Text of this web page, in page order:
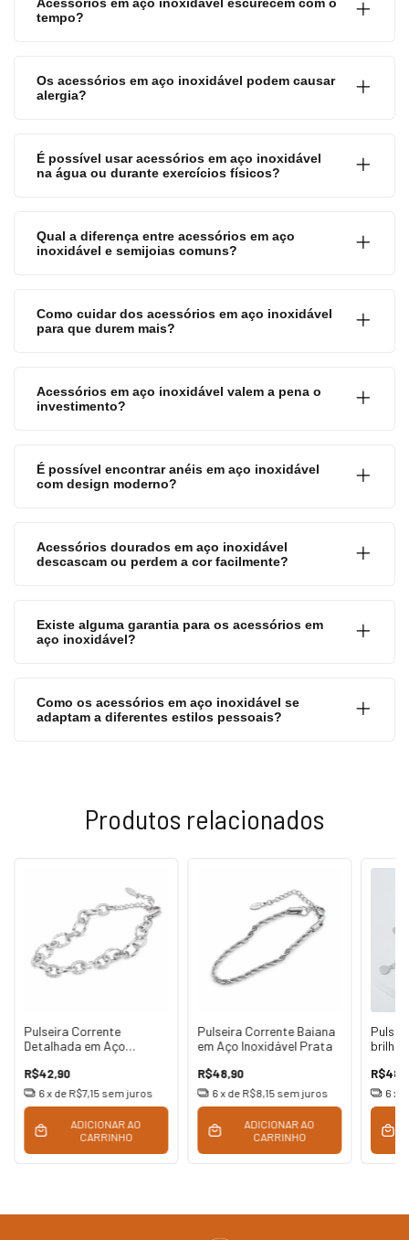
tempo?
Os acessórios em aço inoxidável podem causar
alergia?
É possível usar acessórios em aço inoxidável
na água ou durante exercícios físicos?
Qual a diferença entre acessórios em aço
inoxidável e semijoias comuns?
Como cuidar dos acessórios em aço inoxidável
para que durem mais?
Acessórios em aço inoxidável valem a pena o
investimento?
É possível encontrar anéis em aço inoxidável
com design moderno?
Acessórios dourados em aço inoxidável
descascam ou perdem a cor facilmente?
Existe alguma garantia para os acessórios em
aço inoxidável?
Como os acessórios em aço inoxidável se
adaptam a diferentes estilos pessoais?
Produtos relacionados
Pulseira Corrente
Detalhada em Aço
R$42,90
6x de R$7,15 sem juros
ADICIONAR AO
CARRINHO
Pulseira Corrente Baiana
em Aço Inoxidável Prata
R$48,90
6x de R$8,15 sem juros
ADICIONAR AO
CARRINHO
brilho
6 x